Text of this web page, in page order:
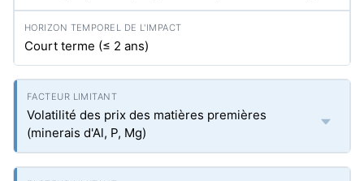
Court terme (≤ 2 ans)
Volatilité des prix des matières premières
(minerais d'Al, P, Mg)